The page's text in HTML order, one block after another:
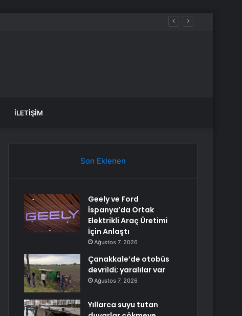
İLETIŞIM
Son Eklenen
Geely ve Ford
İspanya’da Ortak
Elektrikli Araç Üretimi
İçin Anlaştı
Ağustos 7, 2026
Çanakkale’de otobüs
devrildi; yaralılar var
Ağustos 7, 2026
Yıllarca suyu tutan